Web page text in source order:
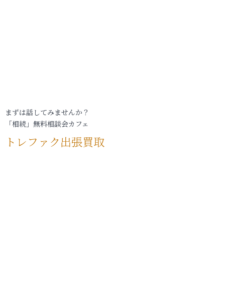
まずは話してみませんか？
「相続」無料相談会カフェ
トレファク出張買取